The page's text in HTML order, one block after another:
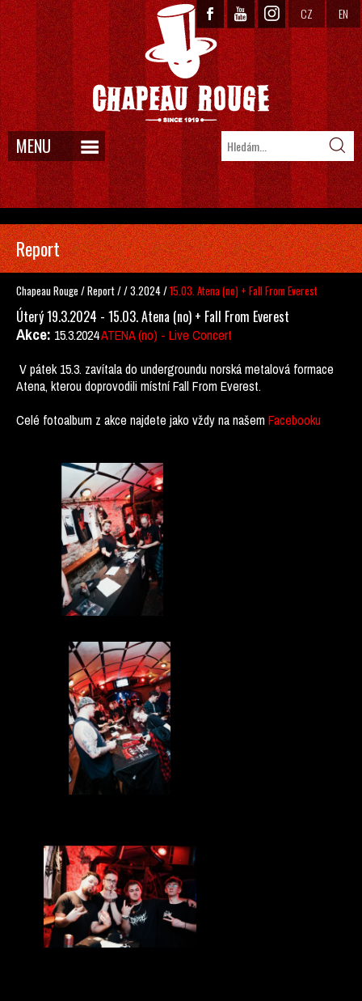
CZ EN
MENU
Report
Chapeau Rouge /Report//3.2024/15.03. Atena (no) + Fall From Everest
Úterý 19.3.2024 - 15.03. Atena (no) + Fall From Everest
Akce: 15.3.2024ATENA (no) - Live Concert
V pátek 15.3. zavítala do undergroundu norská metalová formace
Atena, kterou doprovodili místní Fall From Everest.
Celé fotoalbum z akce najdete jako vždy na našemFacebooku